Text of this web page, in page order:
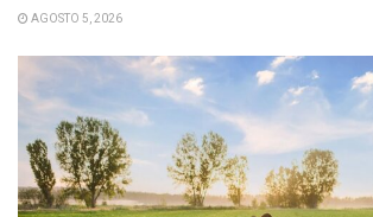
AGOSTO 5, 2026